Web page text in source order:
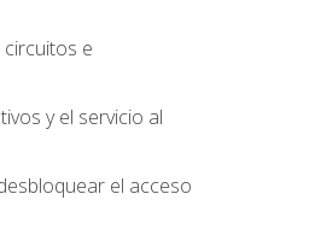
e
y el servicio al
el acceso